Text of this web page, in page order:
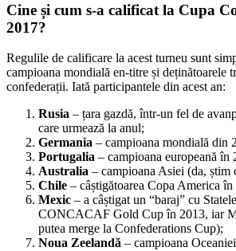
Cine și cum s-a calificat la Cupa
2017?
Regulile de calificare la acest turneu sunt
campioana mondială en-titre și deținătoarele
confederații. Iată participantele din acest an:
Rusia – țara gazdă, într-un fel de
care urmează la anul;
Germania – campioana mondială din
Portugalia – campioana europeană în
Australia – campioana Asiei (da, știm
Chile – câștigătoarea Copa America în
Mexic – a câștigat un “baraj” cu
CONCACAF Gold Cup în 2013, iar
putea merge la Confederations Cup);
Noua Zeelandă – campioana